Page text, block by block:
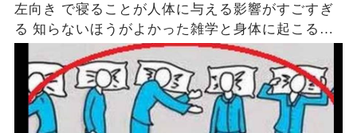
左向き で寝ることが人体に与える影響がすごすぎ
る 知らないほうがよかった雑学と身体に起こる現
象がヤバい… 驚くべき 大人の 面白いけど知ると後
悔